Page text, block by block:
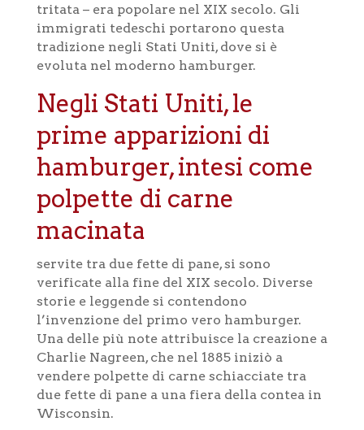
tritata – era popolare nel XIX secolo. Gli
immigrati tedeschi portarono questa
tradizione negli Stati Uniti, dove si è
evoluta nel moderno hamburger.
Negli Stati Uniti, le
prime apparizioni di
hamburger, intesi come
polpette di carne
macinata
servite tra due fette di pane, si sono
verificate alla fine del XIX secolo. Diverse
storie e leggende si contendono
l’invenzione del primo vero hamburger.
Una delle più note attribuisce la creazione a
Charlie Nagreen, che nel 1885 iniziò a
vendere polpette di carne schiacciate tra
due fette di pane a una fiera della contea in
Wisconsin.